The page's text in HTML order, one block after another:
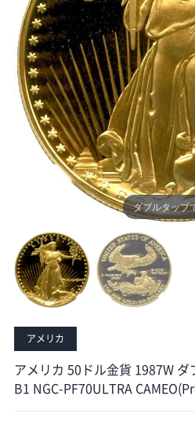
ダブルタップ
ダブルタップ
アメリカ
アメリカ 50ドル金貨 1987W
B1 NGC-PF70ULTRA